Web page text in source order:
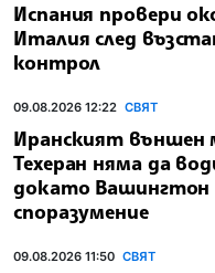
Испания провери
Италия след
контрол
09.08.2026 12:22 СВЯТ
Иранският външен
Техеран няма да
докато Вашингтон
споразумение
09.08.2026 11:50 СВЯТ